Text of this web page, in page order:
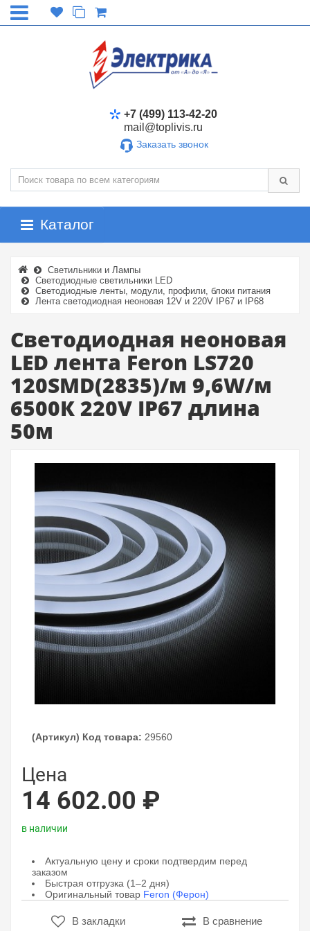
+7 (499) 113-42-20
mail@toplivis.ru
Заказать звонок
Каталог
Светильники и Лампы
Светодиодные светильники LED
Светодиодные ленты, модули, профили, блоки питания
Лента светодиодная неоновая 12V и 220V IP67 и IP68
Cветодиодная неоновая
LED лента Feron LS720
120SMD(2835)/м 9,6W/м
6500К 220V IP67 длина
50м
(Артикул) Код товара: 29560
Цена
14 602.00 ₽
в наличии
Актуальную цену и сроки подтвердим перед
заказом
Быстрая отгрузка (1–2 дня)
Оригинальный товар Feron (Ферон)
В закладки В сравнение